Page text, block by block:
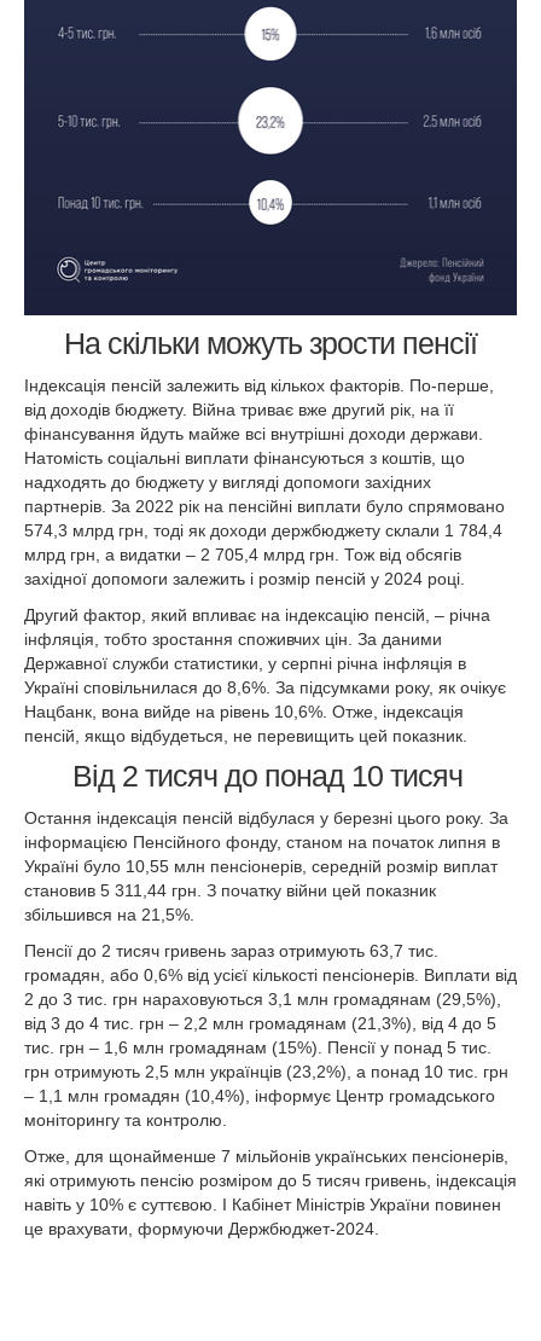
На скільки можуть зрости пенсії
Індексація пенсій залежить від кількох факторів. По-перше,
від доходів бюджету. Війна триває вже другий рік, на її
фінансування йдуть майже всі внутрішні доходи держави.
Натомість соціальні виплати фінансуються з коштів, що
надходять до бюджету у вигляді допомоги західних
партнерів. За 2022 рік на пенсійні виплати було спрямовано
574,3 млрд грн, тоді як доходи держбюджету склали 1 784,4
млрд грн, а видатки – 2 705,4 млрд грн. Тож від обсягів
західної допомоги залежить і розмір пенсій у 2024 році.
Другий фактор, який впливає на індексацію пенсій, – річна
інфляція, тобто зростання споживчих цін. За даними
Державної служби статистики, у серпні річна інфляція в
Україні сповільнилася до 8,6%. За підсумками року, як очікує
Нацбанк, вона вийде на рівень 10,6%. Отже, індексація
пенсій, якщо відбудеться, не перевищить цей показник.
Від 2 тисяч до понад 10 тисяч
Остання індексація пенсій відбулася у березні цього року. За
інформацією Пенсійного фонду, станом на початок липня в
Україні було 10,55 млн пенсіонерів, середній розмір виплат
становив 5 311,44 грн. З початку війни цей показник
збільшився на 21,5%.
Пенсії до 2 тисяч гривень зараз отримують 63,7 тис.
громадян, або 0,6% від усієї кількості пенсіонерів. Виплати від
2 до 3 тис. грн нараховуються 3,1 млн громадянам (29,5%),
від 3 до 4 тис. грн – 2,2 млн громадянам (21,3%), від 4 до 5
тис. грн – 1,6 млн громадянам (15%). Пенсії у понад 5 тис.
грн отримують 2,5 млн українців (23,2%), а понад 10 тис. грн
– 1,1 млн громадян (10,4%), інформує Центр громадського
моніторингу та контролю.
Отже, для щонайменше 7 мільйонів українських пенсіонерів,
які отримують пенсію розміром до 5 тисяч гривень, індексація
навіть у 10% є суттєвою. І Кабінет Міністрів України повинен
це врахувати, формуючи Держбюджет-2024.